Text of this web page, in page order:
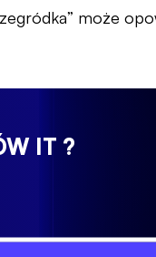
może
IT ?